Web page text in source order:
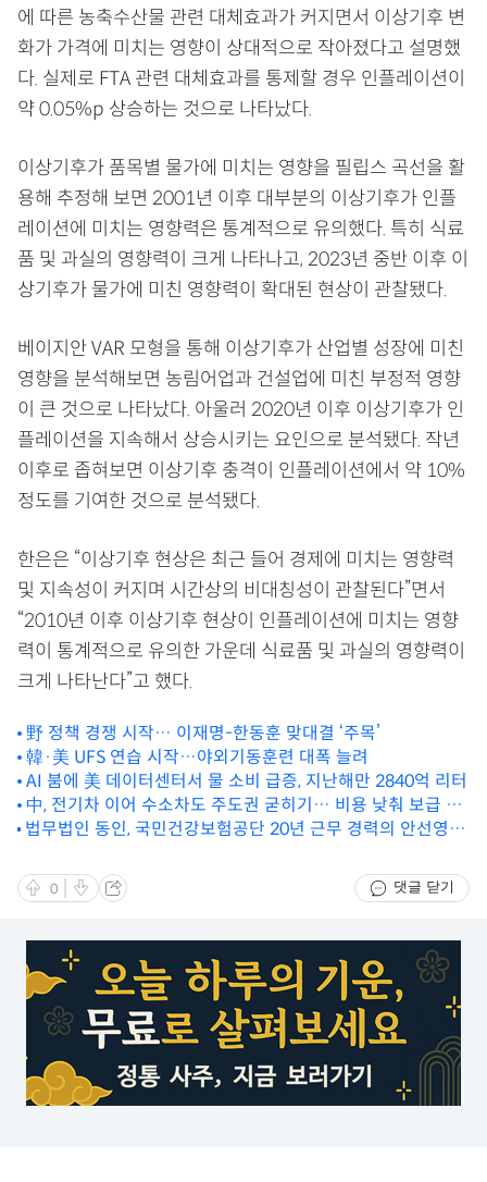
에 따른 농축수산물 관련 대체효과가 커지면서 이상기후 변
화가 가격에 미치는 영향이 상대적으로 작아졌다고 설명했
다. 실제로 FTA 관련 대체효과를 통제할 경우 인플레이션이
약 0.05%p 상승하는 것으로 나타났다.
이상기후가 품목별 물가에 미치는 영향을 필립스 곡선을 활
용해 추정해 보면 2001년 이후 대부분의 이상기후가 인플
레이션에 미치는 영향력은 통계적으로 유의했다. 특히 식료
품 및 과실의 영향력이 크게 나타나고, 2023년 중반 이후 이
상기후가 물가에 미친 영향력이 확대된 현상이 관찰됐다.
베이지안 VAR 모형을 통해 이상기후가 산업별 성장에 미친
영향을 분석해보면 농림어업과 건설업에 미친 부정적 영향
이 큰 것으로 나타났다. 아울러 2020년 이후 이상기후가 인
플레이션을 지속해서 상승시키는 요인으로 분석됐다. 작년
이후로 좁혀보면 이상기후 충격이 인플레이션에서 약 10%
정도를 기여한 것으로 분석됐다.
한은은 “이상기후 현상은 최근 들어 경제에 미치는 영향력
및 지속성이 커지며 시간상의 비대칭성이 관찰된다”면서
“2010년 이후 이상기후 현상이 인플레이션에 미치는 영향
력이 통계적으로 유의한 가운데 식료품 및 과실의 영향력이
크게 나타난다”고 했다.
野 정책 경쟁 시작… 이재명-한동훈 맞대결 ‘주목’
韓·美 UFS 연습 시작…야외기동훈련 대폭 늘려
AI 붐에 美 데이터센터서 물 소비 급증, 지난해만 2840억 리터
中, 전기차 이어 수소차도 주도권 굳히기… 비용 낮춰 보급 속
도전
법무법인 동인, 국민건강보험공단 20년 근무 경력의 안선영
0 댓글 닫기